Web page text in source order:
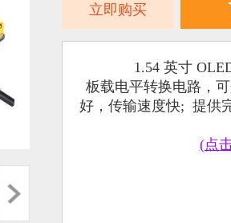
立即购买
1.54 英寸
板载电平转换电路，
好，传输速度快; 提供
(点